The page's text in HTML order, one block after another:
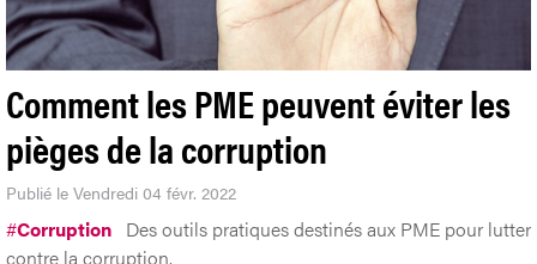
Comment les PME peuvent éviter les
pièges de la corruption
Publié le Vendredi 04 févr. 2022
#Corruption Des outils pratiques destinés aux PME pour lutter
contre la corruption.